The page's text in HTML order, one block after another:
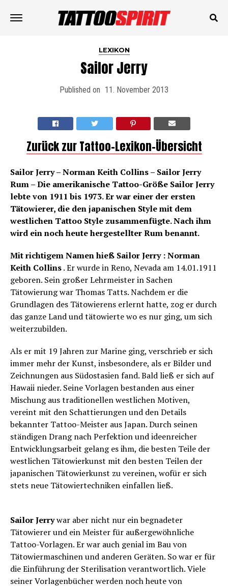
LEXIKON
Sailor Jerry
Published on 11. November 2013
Zurück zur Tattoo-Lexikon-Übersicht
Sailor Jerry – Norman Keith Collins – Sailor Jerry
Rum – Die amerikanische Tattoo-Größe Sailor Jerry
lebte von 1911 bis 1973. Er war einer der ersten
Tätowierer, die den japanischen Style mit dem
westlichen Tattoo Style zusammenfügte. Nach ihm
wird ein noch heute hergestellter Rum benannt.
Mit richtigem Namen hieß Sailor Jerry : Norman
Keith Collins. Er wurde in Reno, Nevada am 14.01.1911
geboren. Sein großer Lehrmeister in Sachen
Tätowierung war Thomas Tatts. Nachdem er die
Grundlagen des Tätowierens erlernt hatte, zog er durch
das ganze Land und tätowierte wo es nur ging, um sich
weiterzubilden.
Als er mit 19 Jahren zur Marine ging, verschrieb er sich
immer mehr der Kunst, insbesondere, als er Bilder und
Zeichnungen aus Südostasien fand. Bald ließ er sich auf
Hawaii nieder. Seine Vorlagen bestanden aus einer
Mischung aus traditionellen westlichen Motiven,
vereint mit den Schattierungen und den Details
bekannter Tattoo-Meister aus Japan. Durch seinen
ständigen Drang nach Perfektion und ideenreicher
Entwicklungsarbeit gelang es ihm, die besten Teile der
westlichen Tätowierkunst mit den besten Teilen der
japanischen Tätowierkunst zu vereinen, wofür er sich
stets neue Tätowiertechniken einfallen ließ.
Sailor Jerrywar aber nicht nur ein begnadeter
Tätowierer und ein Meister für außergewöhnliche
Tattoo-Vorlagen. Er war auch genial im Bau von
Tätowiermaschinen und anderen Geräten. So war er für
die Einführung der Sterilisation verantwortlich. Viele
seiner Vorlagenbücher werden noch heute von